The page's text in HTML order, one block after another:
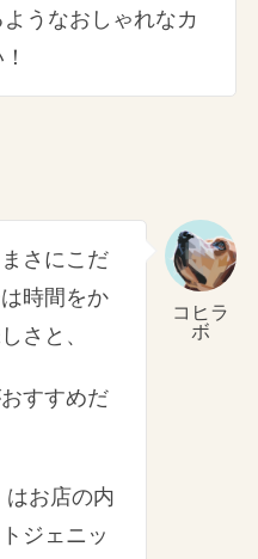
うなおしゃれなカ
コヒラ
ボ
さにこだ
時間をか
さと、
すすめだ
はお店の内
ジェニッ